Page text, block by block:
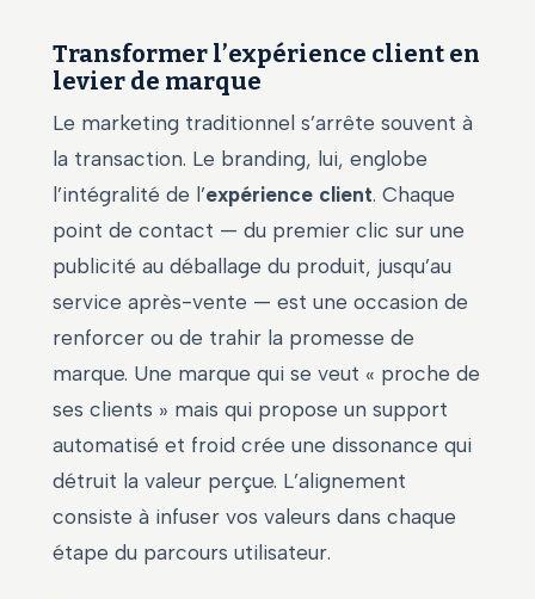
Transformer l’expérience client en
levier de marque
Le marketing traditionnel s’arrête souvent à
la transaction. Le branding, lui, englobe
l’intégralité de l’expérience client. Chaque
point de contact — du premier clic sur une
publicité au déballage du produit, jusqu’au
service après-vente — est une occasion de
renforcer ou de trahir la promesse de
marque. Une marque qui se veut « proche de
ses clients » mais qui propose un support
automatisé et froid crée une dissonance qui
détruit la valeur perçue. L’alignement
consiste à infuser vos valeurs dans chaque
étape du parcours utilisateur.